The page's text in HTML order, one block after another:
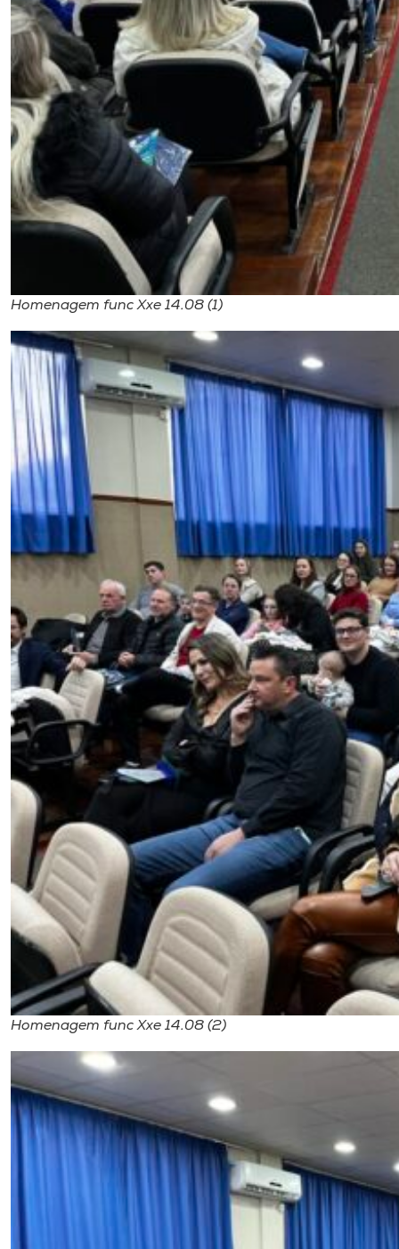
Homenagem func Xxe 14.08 (1)
Homenagem func Xxe 14.08 (2)